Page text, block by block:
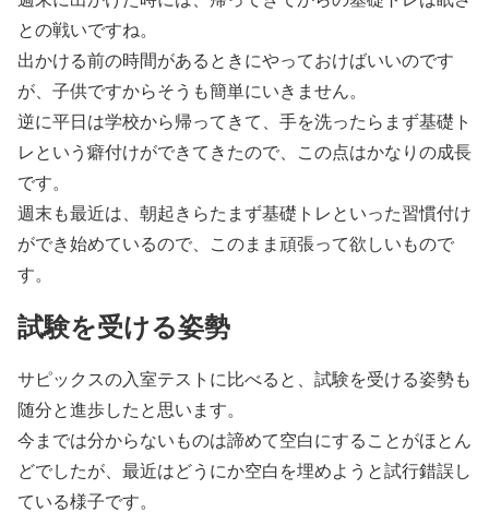
との戦いですね。
出かける前の時間があるときにやっておけばいいのです
が、子供ですからそうも簡単にいきません。
逆に平日は学校から帰ってきて、手を洗ったらまず基礎ト
レという癖付けができてきたので、この点はかなりの成長
です。
週末も最近は、朝起きらたまず基礎トレといった習慣付け
ができ始めているので、このまま頑張って欲しいもので
す。
試験を受ける姿勢
サピックスの入室テストに比べると、試験を受ける姿勢も
随分と進歩したと思います。
今までは分からないものは諦めて空白にすることがほとん
どでしたが、最近はどうにか空白を埋めようと試行錯誤し
ている様子です。